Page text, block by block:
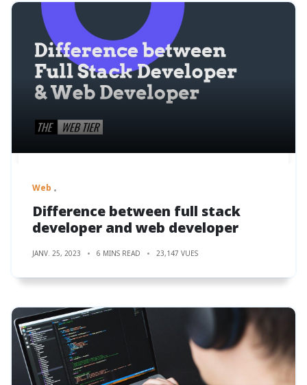
Web
Difference between full stack
developer and web developer
JANV. 25, 2023 6 MINS READ 23,147 VUES